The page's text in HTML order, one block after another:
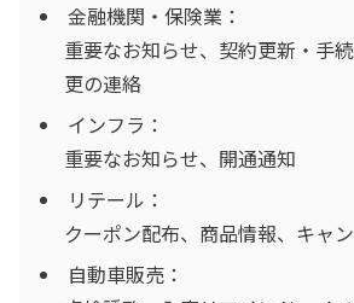
金融機関・保険業：
重要なお知らせ、契約更新・手
更の連絡
インフラ：
重要なお知らせ、開通通知
リテール：
クーポン配布、商品情報、キャ
自動車販売：